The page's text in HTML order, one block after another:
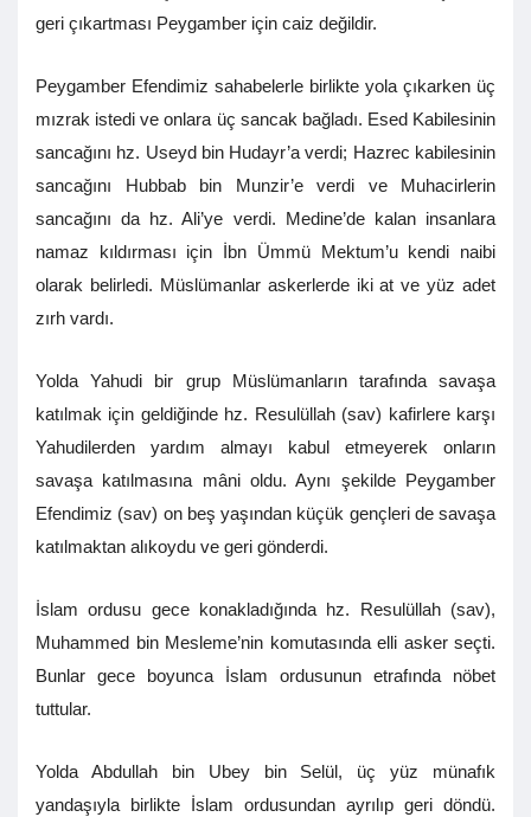
geri çıkartması Peygamber için caiz değildir.
Peygamber Efendimiz sahabelerle birlikte yola çıkarken üç
mızrak istedi ve onlara üç sancak bağladı. Esed Kabilesinin
sancağını hz. Useyd bin Hudayr’a verdi; Hazrec kabilesinin
sancağını Hubbab bin Munzir’e verdi ve Muhacirlerin
sancağını da hz. Ali’ye verdi. Medine’de kalan insanlara
namaz kıldırması için İbn Ümmü Mektum’u kendi naibi
olarak belirledi. Müslümanlar askerlerde iki at ve yüz adet
zırh vardı.
Yolda Yahudi bir grup Müslümanların tarafında savaşa
katılmak için geldiğinde hz. Resulüllah (sav) kafirlere karşı
Yahudilerden yardım almayı kabul etmeyerek onların
savaşa katılmasına mâni oldu. Aynı şekilde Peygamber
Efendimiz (sav) on beş yaşından küçük gençleri de savaşa
katılmaktan alıkoydu ve geri gönderdi.
İslam ordusu gece konakladığında hz. Resulüllah (sav),
Muhammed bin Mesleme’nin komutasında elli asker seçti.
Bunlar gece boyunca İslam ordusunun etrafında nöbet
tuttular.
Yolda Abdullah bin Ubey bin Selül, üç yüz münafık
yandaşıyla birlikte İslam ordusundan ayrılıp geri döndü.